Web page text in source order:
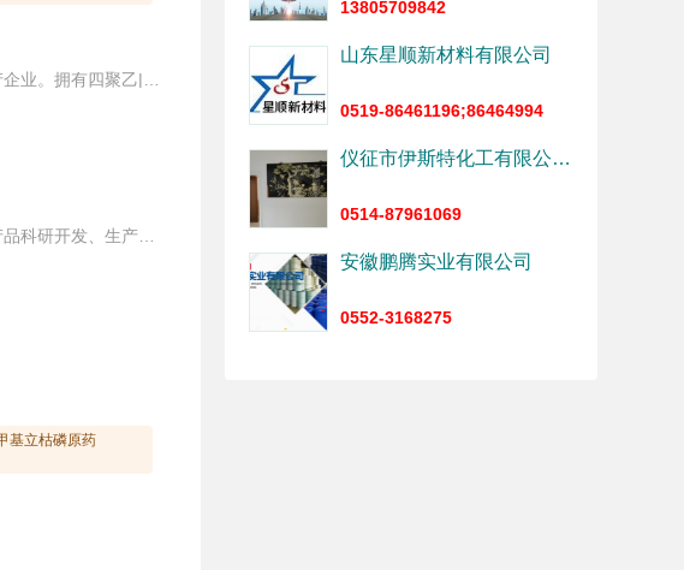
基立枯磷原药
13805709842
山东星顺新材料有限公司
0519-86461196;86464994
仪征市伊斯特化工有限公司（扬州恒川化学有限公司）
0514-87961069
安徽鹏腾实业有限公司
0552-3168275